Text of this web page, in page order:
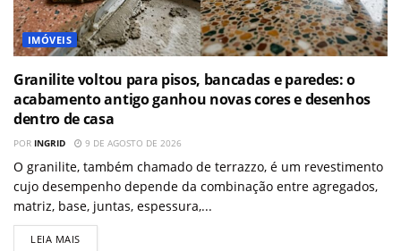
IMÓVEIS
Granilite voltou para pisos, bancadas e paredes: o
acabamento antigo ganhou novas cores e desenhos
dentro de casa
POR INGRID 9 DE AGOSTO DE 2026
O granilite, também chamado de terrazzo, é um revestimento
cujo desempenho depende da combinação entre agregados,
matriz, base, juntas, espessura,...
LEIA MAIS